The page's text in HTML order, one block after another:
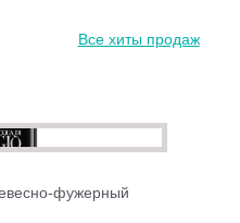
Все хиты продаж
фужерный